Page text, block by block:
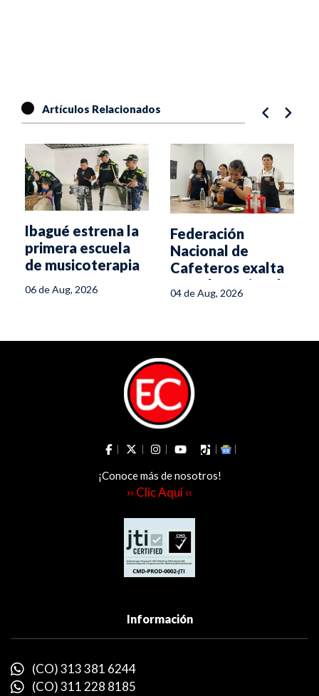
Artículos Relacionados
Ibagué estrena la
primera escuela
de musicoterapia
discapacidad
06 de Aug, 2026
Federación
Nacional de
Cafeteros exalta
Escuela Regional
del Café
04 de Aug, 2026
¡Conoce más de nosotros!
›› Clic Aquí ‹‹
Información
(CO) 313 381 6244
(CO) 311 228 8185